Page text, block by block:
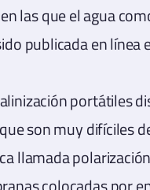
las que el agua
publicada en
portátiles
son muy difíciles
llamada